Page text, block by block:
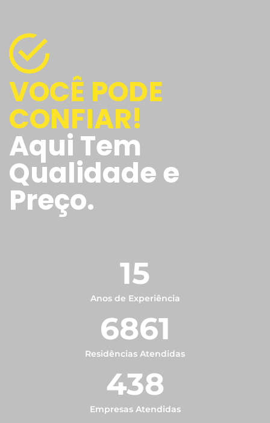
VOCÊ PODE
CONFIAR!
Aqui Tem
Qualidade e
Preço.
15
Anos de Experiência
6861
Residências Atendidas
438
Empresas Atendidas